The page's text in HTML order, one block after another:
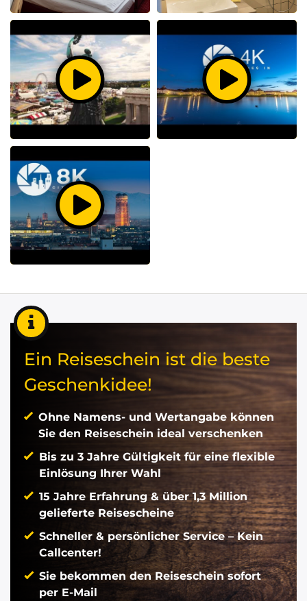
Ein Reiseschein ist die beste
Geschenkidee!
Ohne Namens- und Wertangabe können
Sie den Reiseschein ideal verschenken
Bis zu 3 Jahre Gültigkeit für eine flexible
Einlösung Ihrer Wahl
15 Jahre Erfahrung & über 1,3 Million
gelieferte Reisescheine
Schneller & persönlicher Service – Kein
Callcenter!
Sie bekommen den Reiseschein sofort
per E-Mail